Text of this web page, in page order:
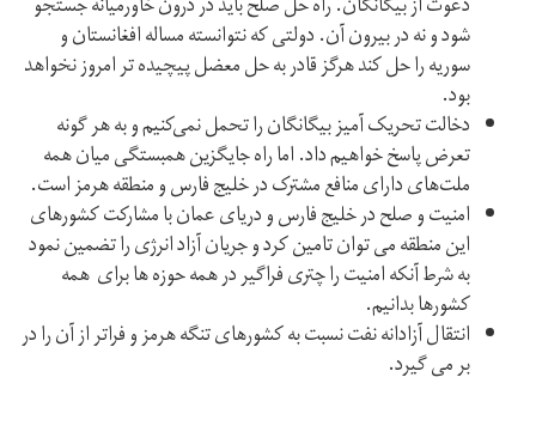
شود و نه در بیرون آن. دولتی که نتوانسته مساله افغانستان و
سوریه را حل کند هرگز قادر به حل معضل پیچیده تر امروز نخواهد
بود.
دخالت تحریک آمیز بیگانگان را تحمل نمی‌کنیم و به هر گونه
تعرض پاسخ خواهیم داد. اما راه جایگزین همبستگی میان همه
ملت‌های دارای منافع مشترک در خلیج فارس و منطقه هرمز است.
امنیت و صلح در خلیج فارس و دریای عمان با مشارکت کشورهای
این منطقه می توان تامین کرد و جریان آزاد انرژی را تضمین نمود
به شرط آنکه امنیت را چتری فراگیر در همه حوزه ها برای همه
کشورها بدانیم.
انتقال آزادانه نفت نسبت به کشورهای تنگه هرمز و فراتر از آن را در
بر می گیرد.